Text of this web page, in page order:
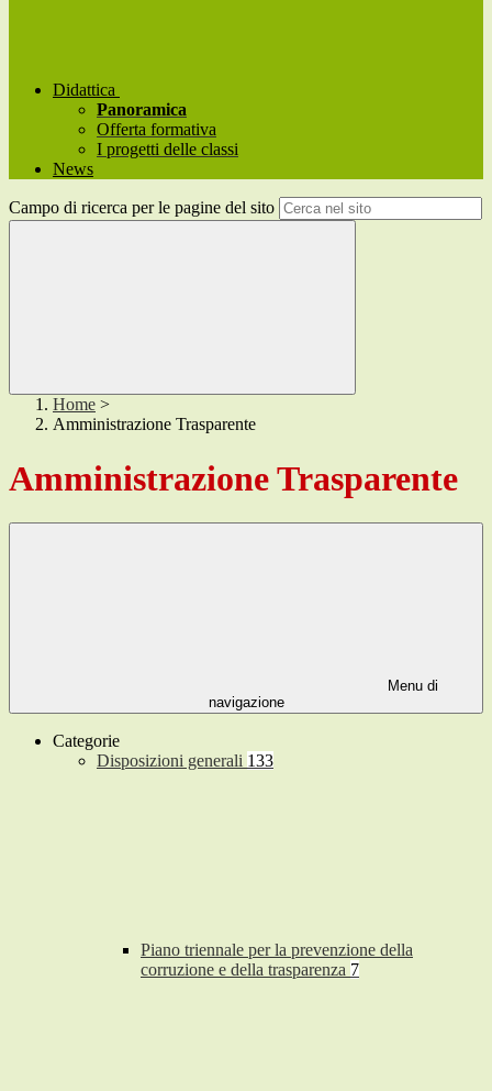
Didattica
Panoramica
Offerta formativa
I progetti delle classi
News
Campo di ricerca per le pagine del sito
Home >
Amministrazione Trasparente
Amministrazione Trasparente
Menu di
navigazione
Categorie
Disposizioni generali 133
Piano triennale per la prevenzione della
corruzione e della trasparenza 7